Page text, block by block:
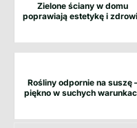
Zielone ściany w domu
poprawiają estetykę i
Rośliny odpornie na suszę
piękno w suchych